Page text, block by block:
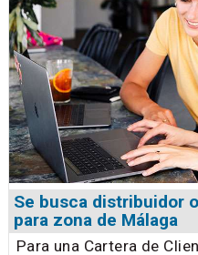
Se busca distribuidor
para zona de Málaga
Para una Cartera de